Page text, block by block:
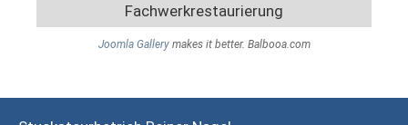
Fachwerkrestaurierung
Joomla Gallerymakes it better. Balbooa.com